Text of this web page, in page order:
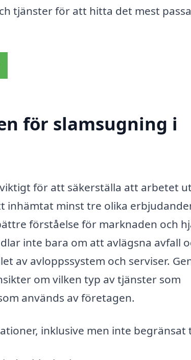
tjänster för att hitta det mest
för slamsugning i
för att säkerställa att arbetet
inhämtat minst tre olika
förståelse för marknaden och
inte bara om att avlägsna avfall
av avloppssystem och serviser.
om vilken typ av tjänster som
används av företagen.
inklusive men inte begränsat